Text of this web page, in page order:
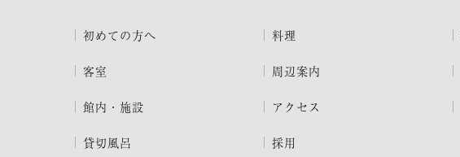
初めての方へ
客室
館内・施設
貸切風呂
料理
周辺案内
アクセス
採用